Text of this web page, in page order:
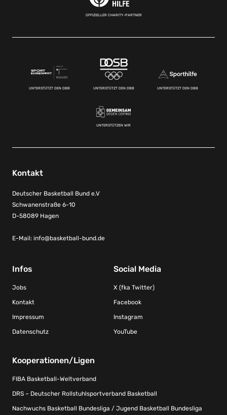
OFFIZIELLER CHARITY-PARTNER
UNTERSTÜTZT DEN DBB UNTERSTÜTZT DEN DBB UNTERSTÜTZT DEN DBB
UNTERSTÜTZEN WIR
Kontakt
Deutscher Basketball Bund e.V
Schwanenstraße 6-10
D-58089 Hagen
E-Mail: info@basketball-bund.de
Infos
Jobs
Kontakt
Impressum
Datenschutz
Social Media
X (fka Twitter)
Facebook
Instagram
YouTube
Kooperationen/Ligen
FIBA Basketball-Weltverband
DRS – Deutscher Rollstuhlsportverband Basketball
Nachwuchs Basketball Bundesliga / Jugend Basketball Bundesliga